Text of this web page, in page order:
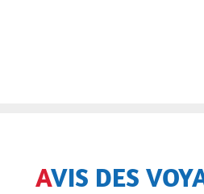
AVIS DES